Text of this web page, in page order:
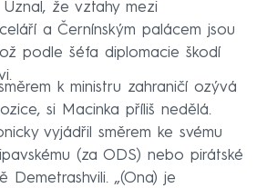
že vztahy mezi
a Černínským palácem jsou
podle šéfa diplomacie škodí
k ministru zahraničí ozývá
si Macinka příliš nedělá.
vyjádřil směrem ke svému
(za ODS) nebo pirátské
Demetrashvili. „(Ona) je